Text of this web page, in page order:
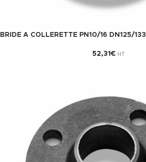
BRIDE A COLLERETTE PN10/16 DN125/133
52,31 € HT